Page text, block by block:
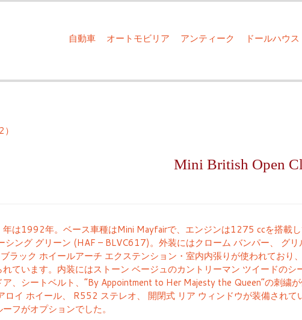
自動車 オートモビリア アンティーク ドールハウス
Mini British Open
年は1992年。ベース車種はMini Mayfairで、エンジンは1275 ccを搭載
シング グリーン (HAF – BLVC617)。外装にはクローム バンパー、 グ
ブラック ホイールアーチ エクステンション・室内内張りが使われており
れています。内装にはストーン ベージュのカントリーマン ツイードの
、シートベルト、”By Appointment to Her Majesty the Queen”の刺繍
ロイ ホイール、 R552 ステレオ、 開閉式 リア ウィンドウが装備され
フがオプションでした。